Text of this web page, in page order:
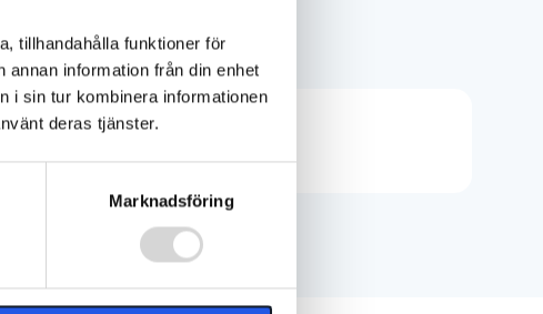
tillhandahålla funktioner för
information från din enhet
i sin tur kombinera informationen
deras tjänster.
Marknadsföring